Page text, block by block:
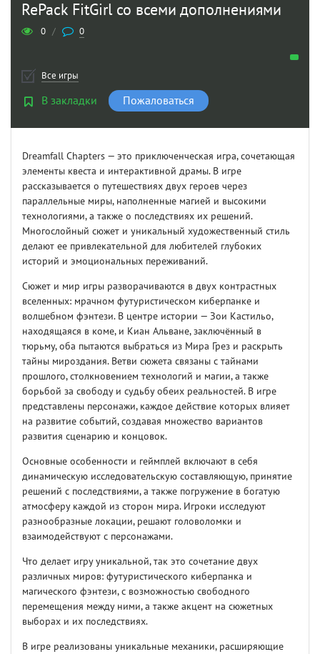
RePack FitGirl со всеми дополнениями
0 / 0
Все игры
В закладки Пожаловаться
Dreamfall Chapters — это приключенческая игра, сочетающая
элементы квеста и интерактивной драмы. В игре
рассказывается о путешествиях двух героев через
параллельные миры, наполненные магией и высокими
технологиями, а также о последствиях их решений.
Многослойный сюжет и уникальный художественный стиль
делают ее привлекательной для любителей глубоких
историй и эмоциональных переживаний.
Сюжет и мир игры разворачиваются в двух контрастных
вселенных: мрачном футуристическом киберпанке и
волшебном фэнтези. В центре истории — Зои Кастильо,
находящаяся в коме, и Киан Альване, заключённый в
тюрьму, оба пытаются выбраться из Мира Грез и раскрыть
тайны мироздания. Ветви сюжета связаны с тайнами
прошлого, столкновением технологий и магии, а также
борьбой за свободу и судьбу обеих реальностей. В игре
представлены персонажи, каждое действие которых влияет
на развитие событий, создавая множество вариантов
развития сценарию и концовок.
Основные особенности и геймплей включают в себя
динамическую исследовательскую составляющую, принятие
решений с последствиями, а также погружение в богатую
атмосферу каждой из сторон мира. Игроки исследуют
разнообразные локации, решают головоломки и
взаимодействуют с персонажами.
Что делает игру уникальной, так это сочетание двух
различных миров: футуристического киберпанка и
магического фэнтези, с возможностью свободного
перемещения между ними, а также акцент на сюжетных
выборах и их последствиях.
В игре реализованы уникальные механики, расширяющие